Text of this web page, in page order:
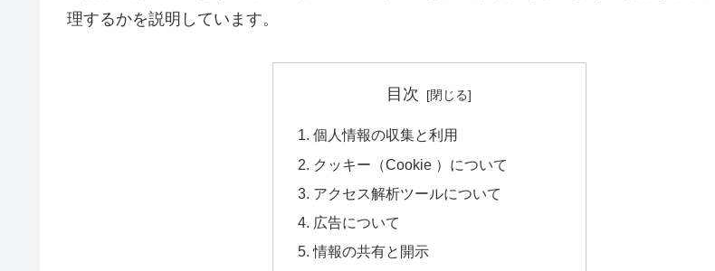
理するかを説明しています。
目次
個人情報の収集と利用
クッキー（Cookie ）について
アクセス解析ツールについて
広告について
情報の共有と開示